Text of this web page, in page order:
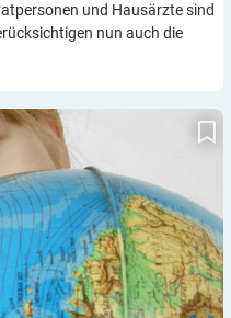
und Hausärzte sind
nun auch die
weltweit